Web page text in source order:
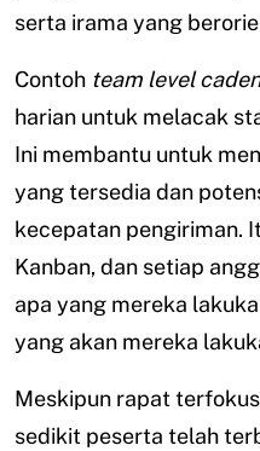
serta irama yang
Contoh team level
harian untuk melacak
Ini membantu untuk
yang tersedia dan
kecepatan pengiriman.
Kanban, dan setiap
apa yang mereka
yang akan mereka
Meskipun rapat
sedikit peserta telah